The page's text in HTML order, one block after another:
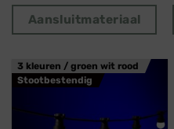
Aansluitmateriaal
3 kleuren / groen wit rood
Stootbestendig